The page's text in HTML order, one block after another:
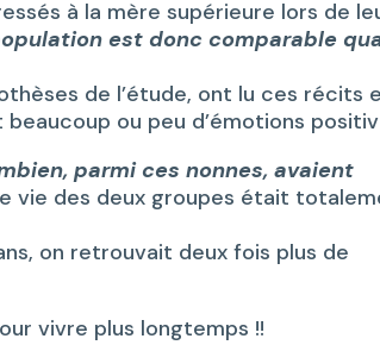
à la mère supérieure lors de
est donc comparable
de l’étude, ont lu ces récits
ou peu d’émotions
parmi ces nonnes, avaient
vie des deux groupes était
on retrouvait deux fois plus de
vivre plus longtemps !!